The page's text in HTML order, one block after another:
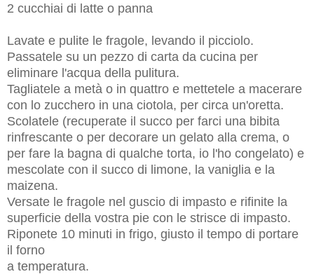
2 cucchiai di latte o panna
Lavate e pulite le fragole, levando il picciolo.
Passatele su un pezzo di carta da cucina per
eliminare l'acqua della pulitura.
Tagliatele a metà o in quattro e mettetele a macerare
con lo zucchero in una ciotola, per circa un'oretta.
Scolatele (recuperate il succo per farci una bibita
rinfrescante o per decorare un gelato alla crema, o
per fare la bagna di qualche torta, io l'ho congelato) e
mescolate con il succo di limone, la vaniglia e la
maizena.
Versate le fragole nel guscio di impasto e rifinite la
superficie della vostra pie con le strisce di impasto.
Riponete 10 minuti in frigo, giusto il tempo di portare
il forno
a temperatura.